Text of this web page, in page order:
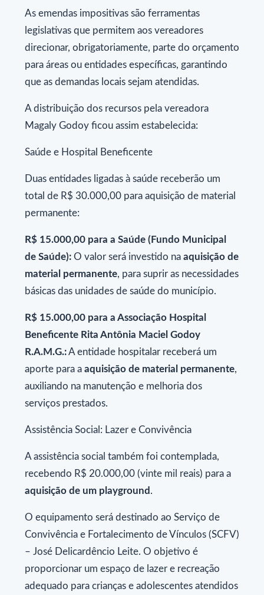
As emendas impositivas são ferramentas
legislativas que permitem aos vereadores
direcionar, obrigatoriamente, parte do orçamento
para áreas ou entidades específicas, garantindo
que as demandas locais sejam atendidas.
A distribuição dos recursos pela vereadora
Magaly Godoy ficou assim estabelecida:
Saúde e Hospital Beneficente
Duas entidades ligadas à saúde receberão um
total de R$ 30.000,00 para aquisição de material
permanente:
R$ 15.000,00 para a Saúde (Fundo Municipal
de Saúde): O valor será investido na aquisição de
material permanente, para suprir as necessidades
básicas das unidades de saúde do município.
R$ 15.000,00 para a Associação Hospital
Beneficente Rita Antônia Maciel Godoy
R.A.M.G.:A entidade hospitalar receberá um
aporte para a aquisição de material permanente,
auxiliando na manutenção e melhoria dos
serviços prestados.
Assistência Social: Lazer e Convivência
A assistência social também foi contemplada,
recebendo R$ 20.000,00 (vinte mil reais) para a
aquisição de um playground .
O equipamento será destinado ao Serviço de
Convivência e Fortalecimento de Vínculos (SCFV)
– José Delicardêncio Leite. O objetivo é
proporcionar um espaço de lazer e recreação
adequado para crianças e adolescentes atendidos